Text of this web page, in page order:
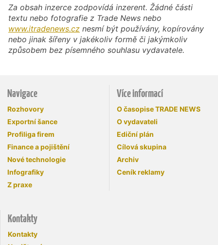
Za obsah inzerce zodpovídá inzerent. Žádné části
textu nebo fotografie z Trade News nebo
www.itradenews.cz nesmí být používány, kopírovány
nebo jinak šířeny v jakékoliv formě či jakýmkoliv
způsobem bez písemného souhlasu vydavatele.
Navigace
Rozhovory
Exportní šance
Profiliga firem
Finance a pojištění
Nové technologie
Infografiky
Z praxe
Více informací
O časopise TRADE NEWS
O vydavateli
Ediční plán
Cílová skupina
Archiv
Ceník reklamy
Kontakty
Kontakty